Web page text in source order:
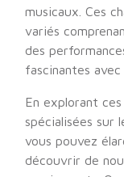
musicaux. Ces
variés
des
fascinantes avec
En explorant
spécialisées sur
vous pouvez
découvrir de